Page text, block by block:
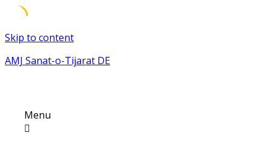
Skip to content
AMJ Sanat-o-Tijarat DE
Menu